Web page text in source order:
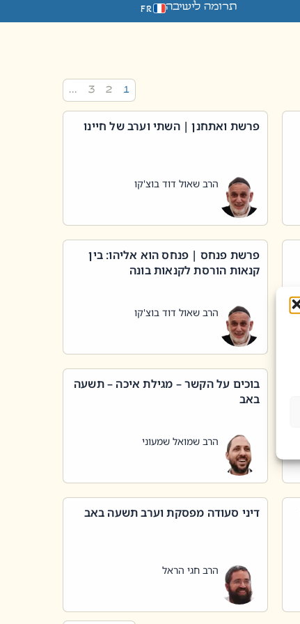
תרומה לישיבה FR
1
2
3
…
פרשת ואתחנן | השתי וערב של חיינו
הרב שאול דוד בוצ'קו
פרשת פנחס | פנחס הוא אליהו: בין
קנאות הורסת לקנאות בונה
הרב שאול דוד בוצ'קו
בוכים על הקשר – מגילת איכה – תשעה
באב
הרב שמואל שמעוני
דיני סעודה מפסקת וערב תשעה באב
הרב חגי הראל